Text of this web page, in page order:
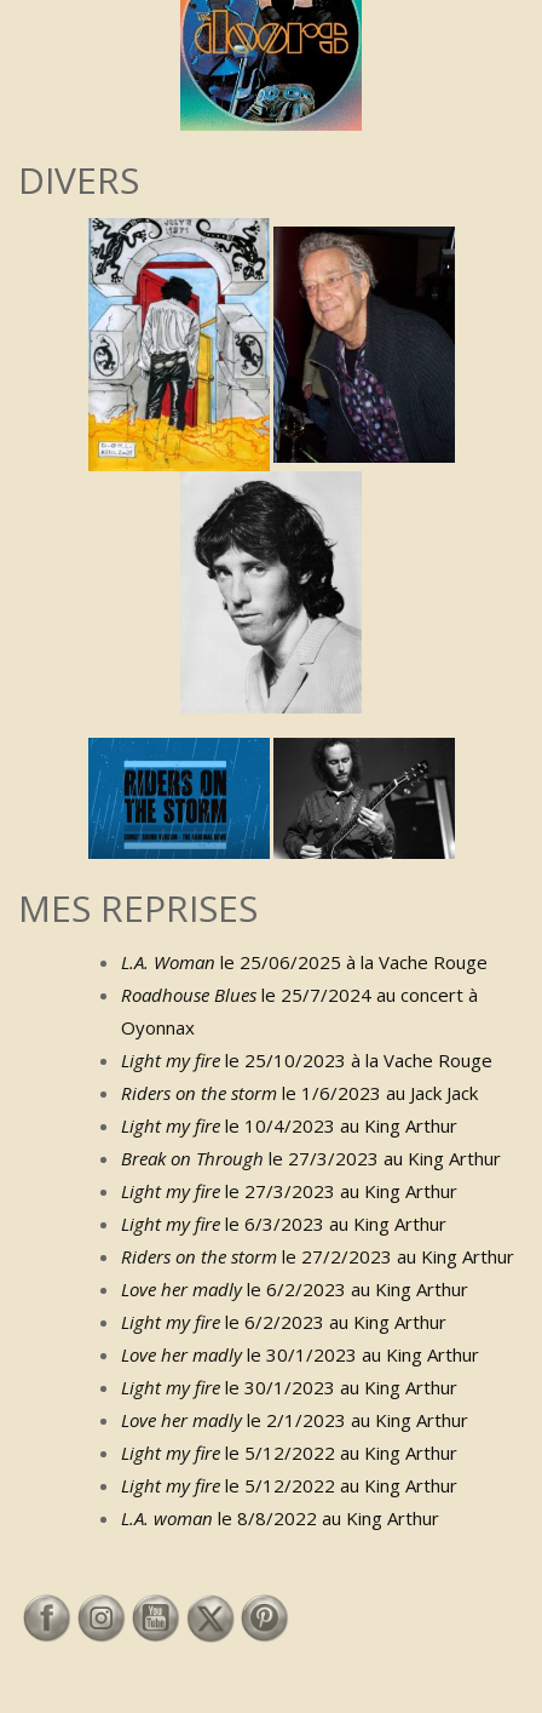
DIVERS
MES REPRISES
L.A. Woman le 25/06/2025 à la Vache Rouge
Roadhouse Blues le 25/7/2024 au concert à
Oyonnax
Light my fire le 25/10/2023 à la Vache Rouge
Riders on the storm le 1/6/2023 au Jack Jack
Light my fire le 10/4/2023 au King Arthur
Break on Through le 27/3/2023 au King Arthur
Light my fire le 27/3/2023 au King Arthur
Light my fire le 6/3/2023 au King Arthur
Riders on the storm le 27/2/2023 au King Arthur
Love her madlyle 6/2/2023 au King Arthur
Light my fire le 6/2/2023 au King Arthur
Love her madlyle 30/1/2023 au King Arthur
Light my fire le 30/1/2023 au King Arthur
Love her madlyle 2/1/2023 au King Arthur
Light my fire le 5/12/2022 au King Arthur
Light my fire le 5/12/2022 au King Arthur
L.A. woman le 8/8/2022 au King Arthur